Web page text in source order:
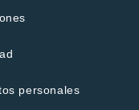
personales